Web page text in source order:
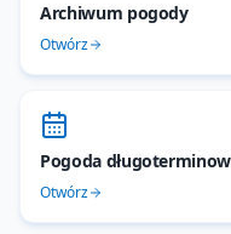
Archiwum pogody
Otwórz
Pogoda
Otwórz